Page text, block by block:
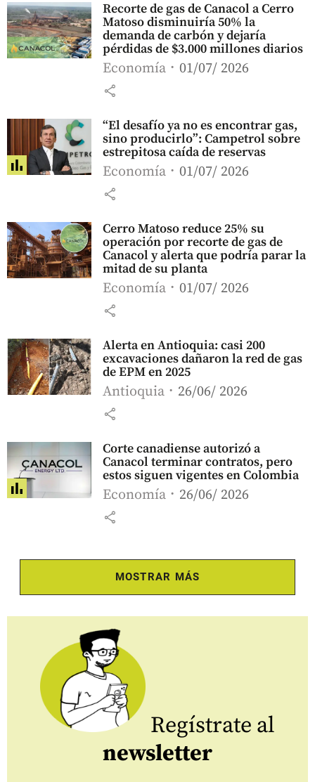
Recorte de gas de Canacol a Cerro
Matoso disminuiría 50% la
demanda de carbón y dejaría
pérdidas de $3.000 millones diarios
Economía 01/07/ 2026
share
“El desafío ya no es encontrar gas,
sino producirlo”: Campetrol sobre
estrepitosa caída de reservas
Economía 01/07/ 2026
share
Cerro Matoso reduce 25% su
operación por recorte de gas de
Canacol y alerta que podría parar la
mitad de su planta
Economía 01/07/ 2026
share
Alerta en Antioquia: casi 200
excavaciones dañaron la red de gas
de EPM en 2025
Antioquia 26/06/ 2026
share
Corte canadiense autorizó a
Canacol terminar contratos, pero
estos siguen vigentes en Colombia
Economía 26/06/ 2026
share
MOSTRAR MÁS
Regístrate al
newsletter